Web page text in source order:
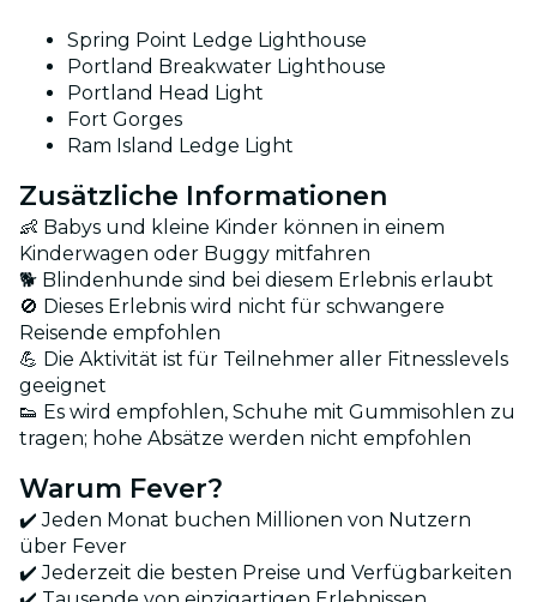
Spring Point Ledge Lighthouse
Portland Breakwater Lighthouse
Portland Head Light
Fort Gorges
Ram Island Ledge Light
Zusätzliche Informationen
👶 Babys und kleine Kinder können in einem
Kinderwagen oder Buggy mitfahren
🐕 Blindenhunde sind bei diesem Erlebnis erlaubt
🚫 Dieses Erlebnis wird nicht für schwangere
Reisende empfohlen
💪 Die Aktivität ist für Teilnehmer aller Fitnesslevels
geeignet
👟 Es wird empfohlen, Schuhe mit Gummisohlen zu
tragen; hohe Absätze werden nicht empfohlen
Warum Fever?
✔️ Jeden Monat buchen Millionen von Nutzern
über Fever
✔️ Jederzeit die besten Preise und Verfügbarkeiten